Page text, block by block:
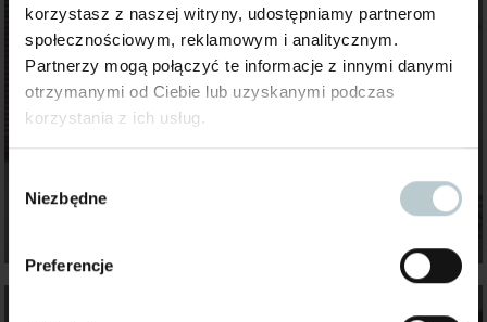
korzystasz z naszej witryny, udostępniamy partnerom
społecznościowym, reklamowym i analitycznym.
Partnerzy mogą połączyć te informacje z innymi danymi
otrzymanymi od Ciebie lub uzyskanymi podczas
korzystania z ich usług.
zgody
Niezbędne
Preferencje